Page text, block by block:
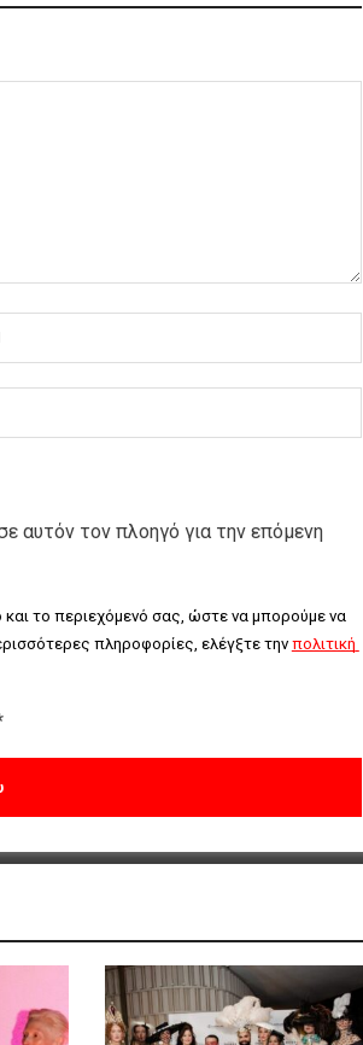
αυτόν τον πλοηγό για την επόμενη
το περιεχόμενό σας, ώστε να μπορούμε να
πληροφορίες, ελέγξτε την πολιτική